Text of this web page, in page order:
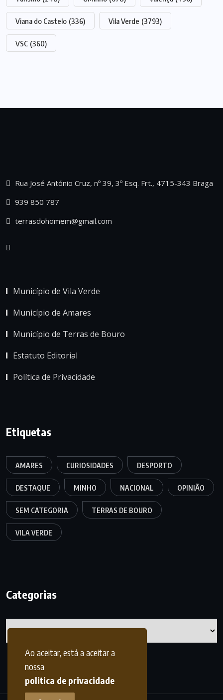
Ao aceitar, está a aceitar a
nossa
politica de privacidade
Viana do Castelo (336) Vila Verde (3793)
VSC (360)
Rua José António Cruz, nº 39, 3º Esq. Frt., 4715-343 Braga
939 850 787
terrasdohomem@gmail.com
Município de Vila Verde
Município de Amares
Município de Terras de Bouro
Estatuto Editorial
Política de Privacidade
Etiquetas
AMARES CURIOSIDADES DESPORTO
DESTAQUE MINHO NACIONAL OPINIÃO
SEM CATEGORIA TERRAS DE BOURO
VILA VERDE
Categorias